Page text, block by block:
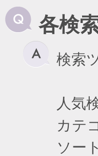
各検
検索
人気
カテ
ソー